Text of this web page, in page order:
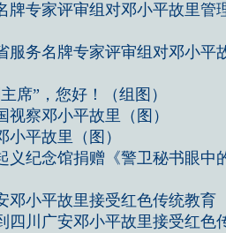
牌专家评审组对邓小平故里管
服务名牌专家评审组对邓小平
席”，您好！（组图）
察邓小平故里（图）
平故里（图）
义纪念馆捐赠《警卫秘书眼中
邓小平故里接受红色传统教育
四川广安邓小平故里接受红色